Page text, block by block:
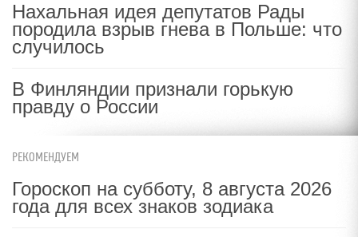
Нахальная идея депутатов Рады
породила взрыв гнева в Польше: что
случилось
В Финляндии признали горькую
правду о России
РЕКОМЕНДУЕМ
Гороскоп на субботу, 8 августа 2026
года для всех знаков зодиака